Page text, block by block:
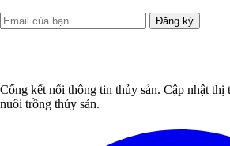
Đăng ký
Cổng kết nối thông tin thủy sản. Cập nhật thị
nuôi trồng thủy sản.